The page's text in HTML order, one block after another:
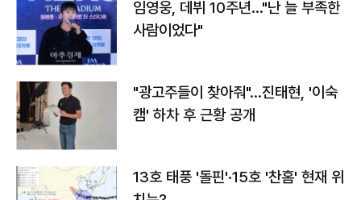
임영웅, 데뷔 10주년…"난 늘 부족한
사람이었다"
"광고주들이 찾아줘"…진태현, '이숙
캠' 하차 후 근황 공개
13호 태풍 '돌핀'·15호 '찬홈' 현재 위